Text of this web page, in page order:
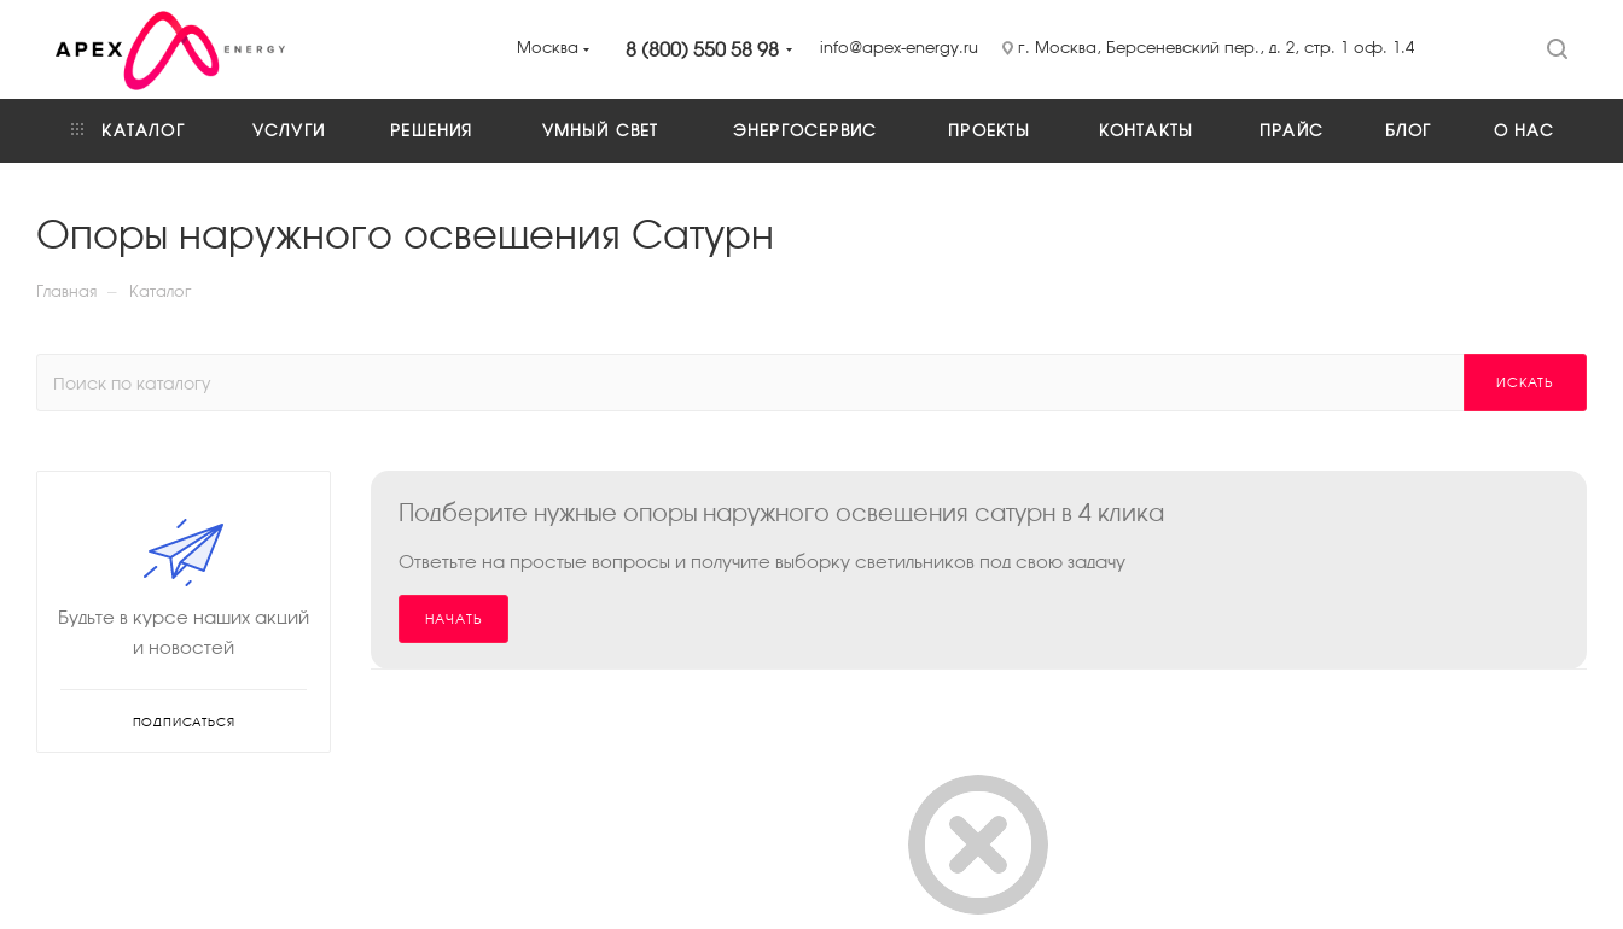
Москва 8 (800) 550 58 98 info@apex-energy.ru г. Москва, Берсеневский пер., д. 2, стр. 1 оф. 1.4
КАТАЛОГ УСЛУГИ РЕШЕНИЯ УМНЫЙ СВЕТ ЭНЕРГОСЕРВИС ПРОЕКТЫ КОНТАКТЫ ПРАЙС БЛОГ О НАС
Опоры наружного освещения Сатурн
Главная — Каталог
ИСКАТЬ
Подберите нужные опоры наружного освещения сатурн в 4 клика
Ответьте на простые вопросы и получите выборку светильников под свою задачу
НАЧАТЬ
Будьте в курсе наших акций
и новостей
ПОДПИСАТЬСЯ